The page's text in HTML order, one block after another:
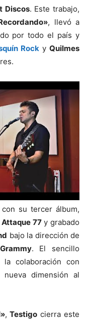
Discos. Este trabajo,
, llevó a
por todo el país y
Rock yQuilmes
su tercer álbum,
Attaque 77y grabado
bajo la dirección de
Grammy. El sencillo
colaboración con
dimensión al
,Testigo cierra este